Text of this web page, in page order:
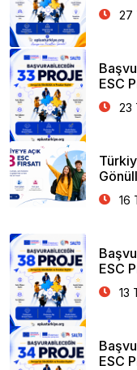
27
ESC
23
16
ESC
13
ESC